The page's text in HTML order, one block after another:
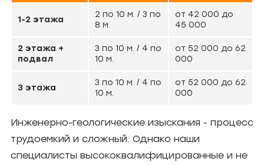
1-2 этажа
2 по 10 м. / 3 по
8 м.
от 42 000 до
45 000
2 этажа +
подвал
3 по 10 м. / 4 по
10 м.
от 52 000 до 62
000
3 этажа
3 по 10 м. / 4 по
10 м.
от 52 000 до 62
000
Инженерно-геологические изыскания - процесс
трудоемкий и сложный. Однако наши
специалисты высококвалифицированные и не